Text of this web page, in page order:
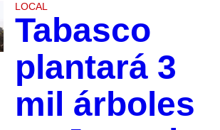
LOCAL
Tabasco
plantará 3
mil árboles